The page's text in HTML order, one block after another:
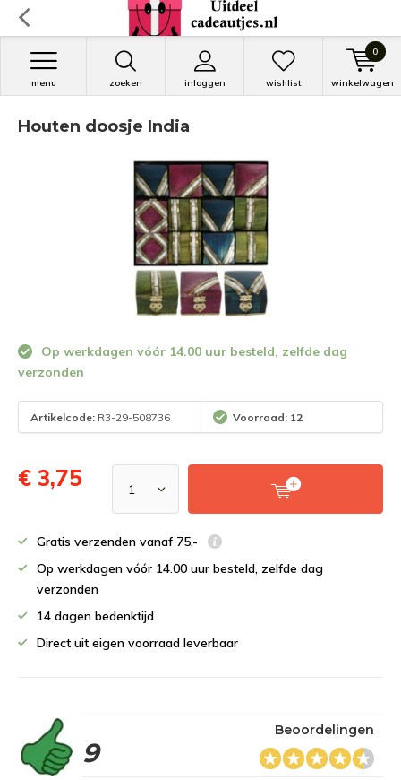
zoeken inloggen
menu wishlist winkelwagen
0
Houten doosje India
Op werkdagen vóór 14.00 uur besteld, zelfde dag
verzonden
Artikelcode: R3-29-508736 Voorraad: 12
€ 3,75
Gratis verzenden vanaf 75,-
Op werkdagen vóór 14.00 uur besteld, zelfde dag
verzonden
14 dagen bedenktijd
Direct uit eigen voorraad leverbaar
9
Beoordelingen